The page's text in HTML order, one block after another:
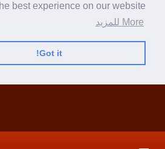
best experience on our website
More للمزيد
Got it!